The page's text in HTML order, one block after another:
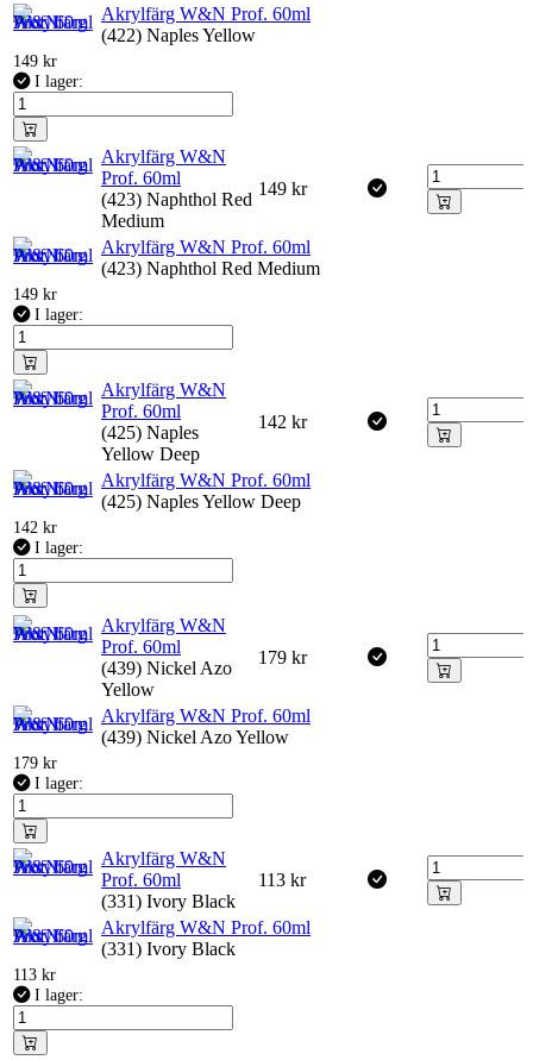
Akrylfärg W&N Prof. 60ml
(422) Naples Yellow
149 kr
I lager:
Akrylfärg W&N
Prof. 60ml
(423) Naphthol Red
Medium
149 kr
Akrylfärg W&N Prof. 60ml
(423) Naphthol Red Medium
149 kr
I lager:
Akrylfärg W&N
Prof. 60ml
(425) Naples
Yellow Deep
142 kr
Akrylfärg W&N Prof. 60ml
(425) Naples Yellow Deep
142 kr
I lager:
Akrylfärg W&N
Prof. 60ml
(439) Nickel Azo
Yellow
179 kr
Akrylfärg W&N Prof. 60ml
(439) Nickel Azo Yellow
179 kr
I lager:
Akrylfärg W&N
Prof. 60ml
(331) Ivory Black
113 kr
Akrylfärg W&N Prof. 60ml
(331) Ivory Black
113 kr
I lager: